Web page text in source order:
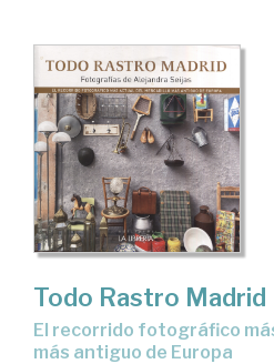
Todo Rastro Madrid
el recorrido fotográfico más actual del mercadillo
más antiguo de Europa